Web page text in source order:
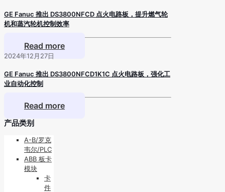
GE Fanuc 推出 DS3800NFCD 点火电路板，提升燃气轮
机和蒸汽轮机控制效率
Read more
2024年12月27日
GE Fanuc 推出 DS3800NFCD1K1C 点火电路板，强化工
业自动化控制
Read more
产品类别
A-B/罗克
韦尔/PLC
ABB 板卡
模块
卡
件